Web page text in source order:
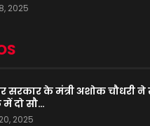
2025
सरकार के मंत्री अशोक चौधरी ने
दो सौ…
2025